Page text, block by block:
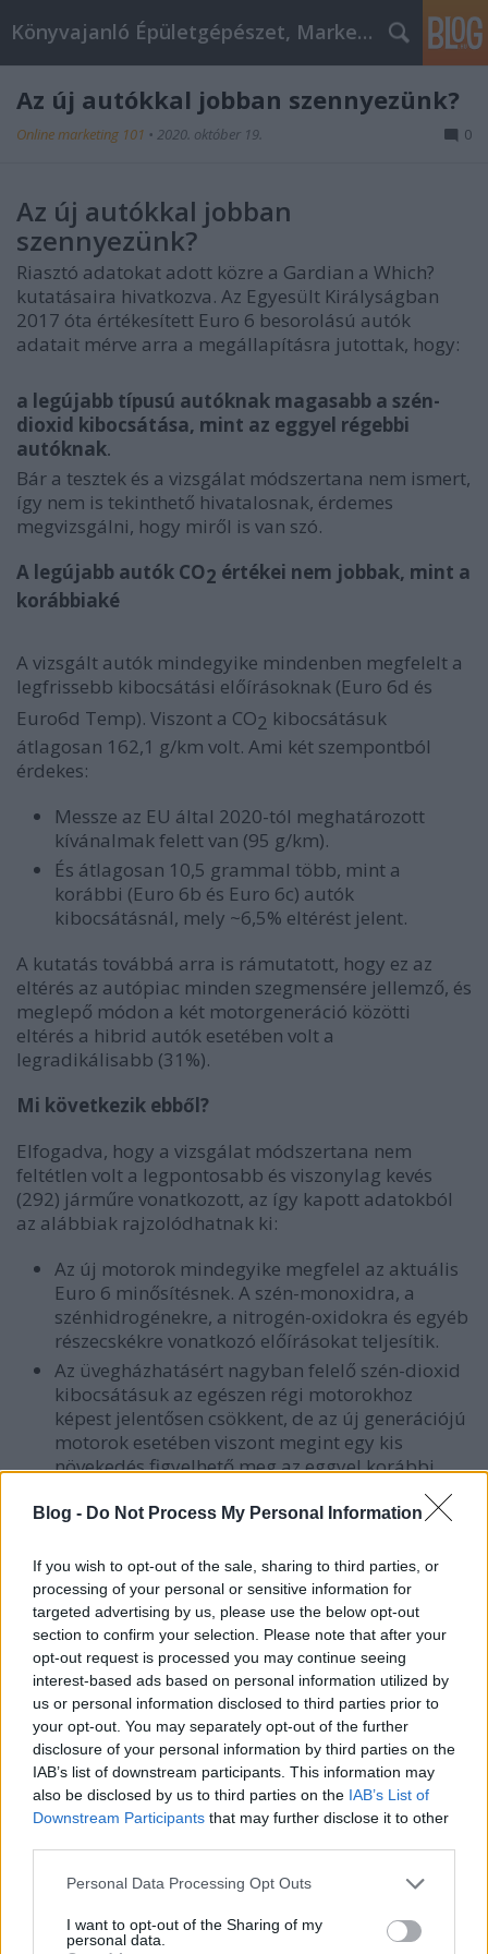
Blog - Do Not Process My Personal Information
If you wish to opt-out of the sale, sharing to third parties, or
processing of your personal or sensitive information for
targeted advertising by us, please use the below opt-out
section to confirm your selection. Please note that after your
opt-out request is processed you may continue seeing
interest-based ads based on personal information utilized by
us or personal information disclosed to third parties prior to
your opt-out. You may separately opt-out of the further
disclosure of your personal information by third parties on the
IAB’s list of downstream participants. This information may
also be disclosed by us to third parties on the IAB’s List of
Downstream Participants that may further disclose it to other
Please note that this website/app uses one or more Google
not limited to your visit or usage behaviour. You may click to
grant or deny consent to Google and its third-party tags to
Personal Data Processing Opt Outs
I want to opt-out of the Sharing of my
personal data.
Könyvajanló Épületgépészet, Marketing témákban
Az új autókkal jobban szennyezünk?
Online marketing 101 • 2020. október 19. 0
Az új autókkal jobban
szennyezünk?
Riasztó adatokat adott közre a Gardian a Which?
kutatásaira hivatkozva. Az Egyesült Királyságban
2017 óta értékesített Euro 6 besorolású autók
adatait mérve arra a megállapításra jutottak, hogy:
a legújabb típusú autóknak magasabb a szén-
dioxid kibocsátása, mint az eggyel régebbi
autóknak.
Bár a tesztek és a vizsgálat módszertana nem ismert,
így nem is tekinthető hivatalosnak, érdemes
megvizsgálni, hogy miről is van szó.
A legújabb autók CO2 értékei nem jobbak, mint a
korábbiaké
A vizsgált autók mindegyike mindenben megfelelt a
legfrissebb kibocsátási előírásoknak (Euro 6d és
Euro6d Temp). Viszont a CO2 kibocsátásuk
átlagosan 162,1 g/km volt. Ami két szempontból
érdekes:
Messze az EU által 2020-tól meghatározott
kívánalmak felett van (95 g/km).
És átlagosan 10,5 grammal több, mint a
korábbi (Euro 6b és Euro 6c) autók
kibocsátásnál, mely ~6,5% eltérést jelent.
A kutatás továbbá arra is rámutatott, hogy ez az
eltérés az autópiac minden szegmensére jellemző, és
meglepő módon a két motorgeneráció közötti
eltérés a hibrid autók esetében volt a
legradikálisabb (31%).
Mi következik ebből?
Elfogadva, hogy a vizsgálat módszertana nem
feltétlen volt a legpontosabb és viszonylag kevés
(292) járműre vonatkozott, az így kapott adatokból
az alábbiak rajzolódhatnak ki:
Az új motorok mindegyike megfelel az aktuális
Euro 6 minősítésnek. A szén-monoxidra, a
szénhidrogénekre, a nitrogén-oxidokra és egyéb
részecskékre vonatkozó előírásokat teljesítik.
Az üvegházhatásért nagyban felelő szén-dioxid
kibocsátásuk az egészen régi motorokhoz
képest jelentősen csökkent, de az új generációjú
motorok esetében viszont megint egy kis
növekedés figyelhető meg az eggyel korábbi
A legújabb Euro6 d szabványnak megfelelő
kibocsátása még mindig jóval magasabb, mint
az EU által meghatározott célérték.
További elemzések
A kutatás közreadása után több szakértő is
megszólalt az ügyben, rámutatva az ezzel
összefüggő esetleges kiváltó okokra. Abban szinte
mindenki egyetértett, hogy a személyautók
károsanyag kibocsátása összességében
folyamatosan csökken és az iparág jó irányba halad.
De mindez a szigorú szabályozások miatt van, és van
hová fejlődni.
Egyes vélemények szerint a benzin- és dízel üzemű
személyautók forgalomba hozatalát 2030-ra
teljesen meg kell szüntetni. És a mindennapi